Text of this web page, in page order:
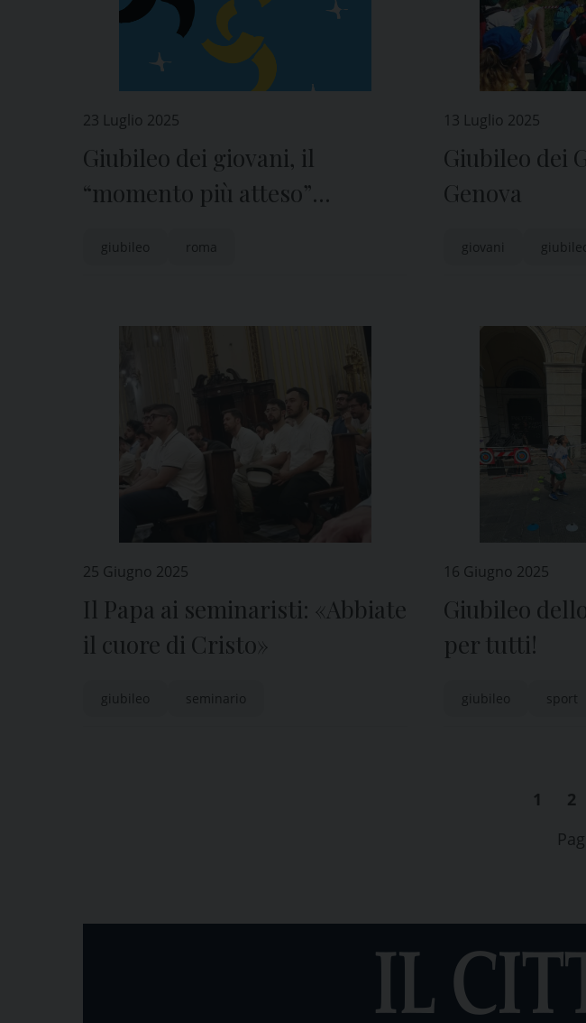
23 Luglio 2025
Giubileo dei giovani, il
“momento più atteso”
giubileo roma
13 Luglio 2025
Giubileo dei
Genova
giovani
25 Giugno 2025
Il Papa ai seminaristi: «Abbiate
il cuore di Cristo»
giubileo seminario
16 Giugno 2025
Giubileo
per tutti!
giubileo sport
1 2